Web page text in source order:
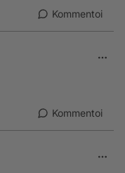
Kommentoi
Kommentoi